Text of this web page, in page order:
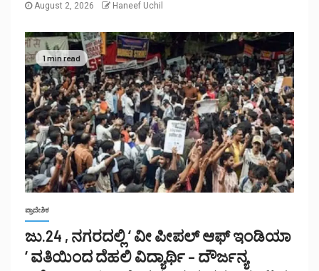
August 2, 2026 Haneef Uchil
1 min read
ಪ್ರಾದೇಶಿಕ
ಜು.24 , ನಗರದಲ್ಲಿ ‘ ವೀ ಪೀಪಲ್ ಆಫ್ ಇಂಡಿಯಾ
‘ ವತಿಯಿಂದ ದೆಹಲಿ ವಿದ್ಯಾರ್ಥಿ – ದೌರ್ಜನ್ಯ